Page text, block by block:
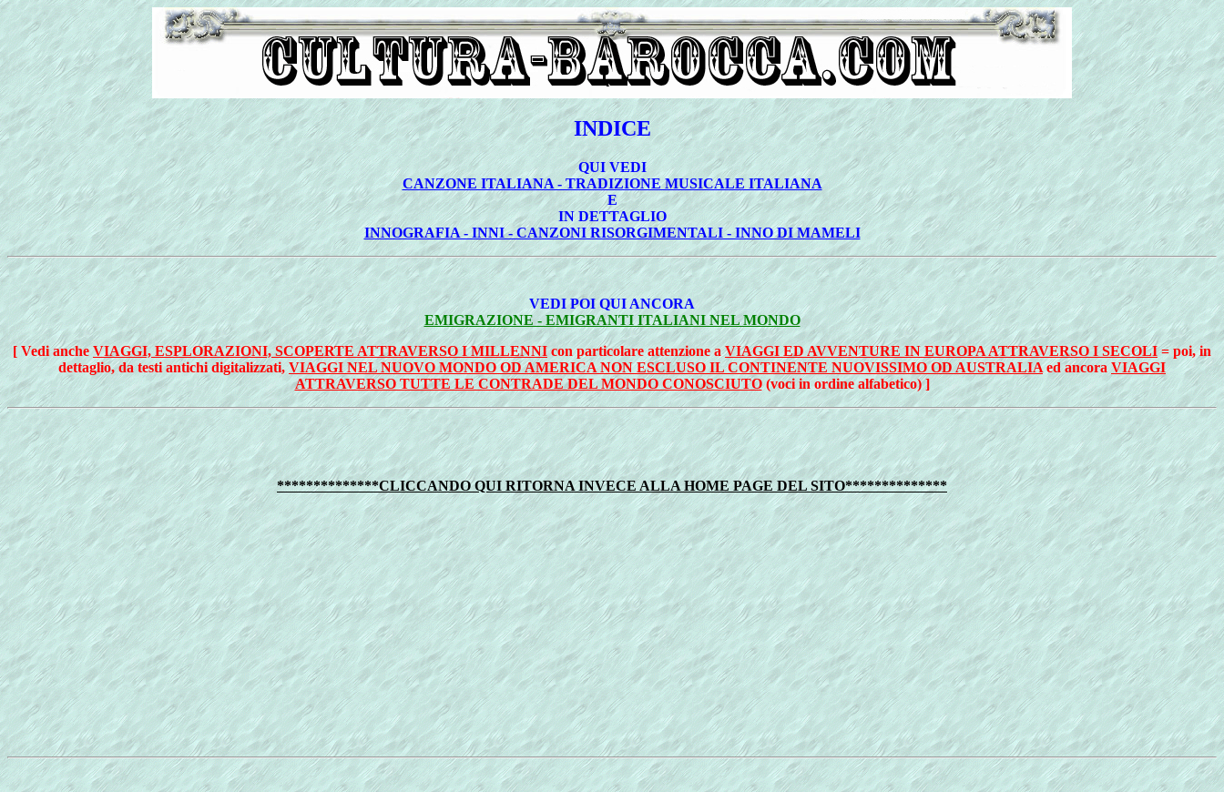
INDICE
QUI VEDI
CANZONE ITALIANA - TRADIZIONE MUSICALE ITALIANA
E
IN DETTAGLIO
INNOGRAFIA - INNI - CANZONI RISORGIMENTALI - INNO DI MAMELI
VEDI POI QUI ANCORA
EMIGRAZIONE - EMIGRANTI ITALIANI NEL MONDO
[ Vedi anche VIAGGI, ESPLORAZIONI, SCOPERTE ATTRAVERSO I MILLENNI con particolare attenzione aVIAGGI ED AVVENTURE IN EUROPA ATTRAVERSO I SECOLI= poi, in
dettaglio, da testi antichi digitalizzati, VIAGGI NEL NUOVO MONDO OD AMERICA NON ESCLUSO IL CONTINENTE NUOVISSIMO OD AUSTRALIAed ancora VIAGGI
ATTRAVERSO TUTTE LE CONTRADE DEL MONDO CONOSCIUTO(voci in ordine alfabetico) ]
**************CLICCANDO QUI RITORNA INVECE ALLA HOME PAGE DEL SITO**************